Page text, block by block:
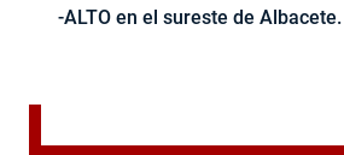
-ALTO en el sureste de Albacete.